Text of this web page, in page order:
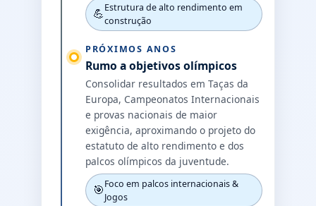
💪Estrutura de alto rendimento em
construção
PRÓXIMOS ANOS
Rumo a objetivos olímpicos
Consolidar resultados em Taças da
Europa, Campeonatos Internacionais
e provas nacionais de maior
exigência, aproximando o projeto do
estatuto de alto rendimento e dos
palcos olímpicos da juventude.
🎯Foco em palcos internacionais &
Jogos